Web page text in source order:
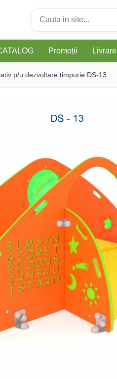
Promoții Livrare
p/u dezvoltare timpurie DS-13